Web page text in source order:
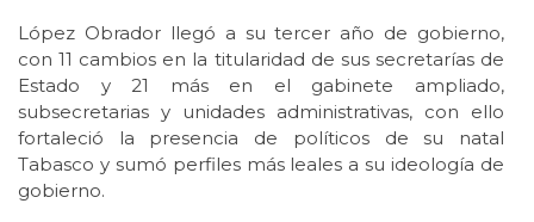
López Obrador llegó a su tercer año de gobierno,
con 11 cambios en la titularidad de sus secretarías de
Estado y 21 más en el gabinete ampliado,
subsecretarias y unidades administrativas, con ello
fortaleció la presencia de políticos de su natal
Tabasco y sumó perfiles más leales a su ideología de
gobierno.